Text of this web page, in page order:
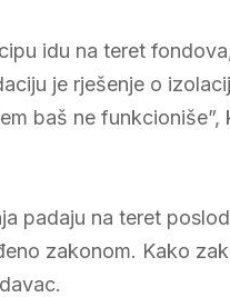
idu na teret
je rješenje o
baš ne
padaju na teret
zakonom. Kako